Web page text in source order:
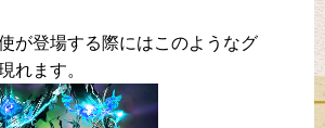
が登場する際にはこのようなグ
れます。